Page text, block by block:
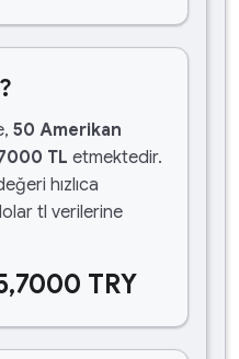
50 Amerikan
TL etmektedir.
hızlıca
tl verilerine
TRY